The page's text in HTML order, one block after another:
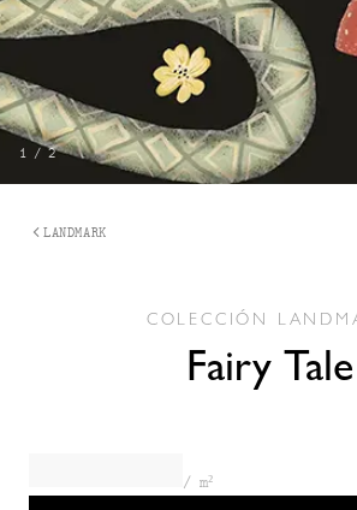
1 / 2
LANDMARK
COLECCIÓN
Fairy Tale
/ m²